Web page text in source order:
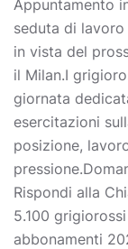
Appuntamento
seduta di lavoro
in vista del
il Milan.I
giornata
esercitazioni
posizione,
Rispondi alla
5.100
abbonamenti